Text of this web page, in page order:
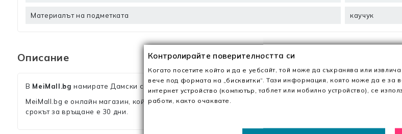
Материалът на подметката каучук
Описание
В MeiMall.bg намирате Дамски сандали с нисък ток 2QF1 Черен MeI. Заедно с качествени материали и
MeiMall.bg е онлайн магазин, който предлага широка гама от продукти за жени, мъже. Тук можете да
срокът за връщане е 30 дни.
Контролирайте поверителността си
Когато посетите който и да е уебсайт, той може да съхранява или
вече под формата на „бисквитки“. Тази информация, която може да е за
интернет устройство (компютър, таблет или мобилно устройство), се
работи, както очаквате.